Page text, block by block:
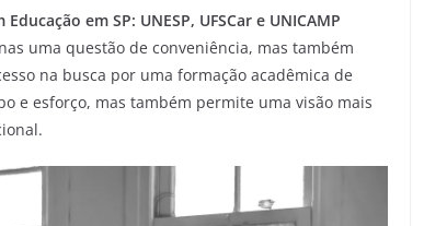
em SP: UNESP, UFSCar e UNICAMP
uma questão de conveniência, mas também
na busca por uma formação acadêmica de
e esforço, mas também permite uma visão mais